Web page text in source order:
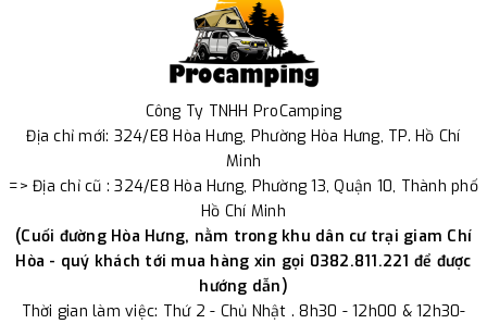
Công Ty TNHH ProCamping
Địa chỉ mới: 324/E8 Hòa Hưng, Phường Hòa Hưng, TP. Hồ Chí
Minh
=> Địa chỉ cũ : 324/E8 Hòa Hưng, Phường 13, Quận 10, Thành phố
Hồ Chí Minh
(Cuối đường Hòa Hưng, nằm trong khu dân cư trại giam Chí
Hòa - quý khách tới mua hàng xin gọi 0382.811.221 để được
hướng dẫn)
Thời gian làm việc: Thứ 2 - Chủ Nhật . 8h30 - 12h00 & 12h30-